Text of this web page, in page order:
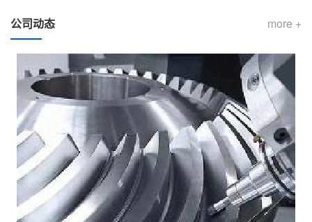
more +
公司动态